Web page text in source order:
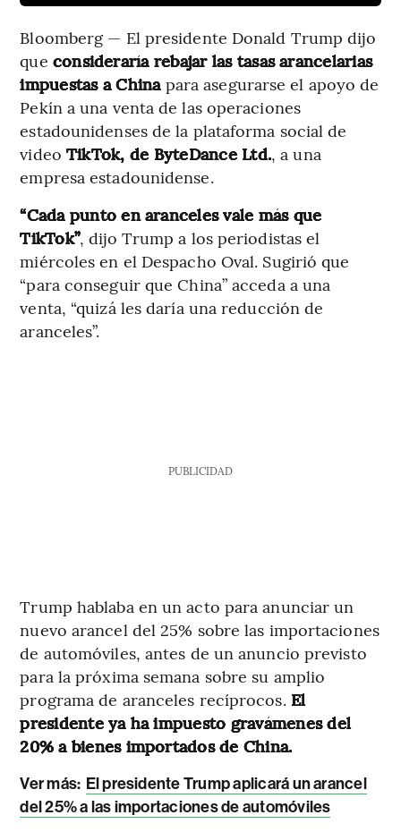
Bloomberg — El presidente Donald Trump dijo
que consideraría rebajar las tasas arancelarias
impuestas a China para asegurarse el apoyo de
Pekín a una venta de las operaciones
estadounidenses de la plataforma social de
video TikTok, de ByteDance Ltd., a una
empresa estadounidense.
“Cada punto en aranceles vale más que
TikTok”, dijo Trump a los periodistas el
miércoles en el Despacho Oval. Sugirió que
“para conseguir que China” acceda a una
venta, “quizá les daría una reducción de
aranceles”.
PUBLICIDAD
Trump hablaba en un acto para anunciar un
nuevo arancel del 25% sobre las importaciones
de automóviles, antes de un anuncio previsto
para la próxima semana sobre su amplio
programa de aranceles recíprocos. El
presidente ya ha impuesto gravámenes del
20% a bienes importados de China.
Ver más: El presidente Trump aplicará un arancel
del 25% a las importaciones de automóviles